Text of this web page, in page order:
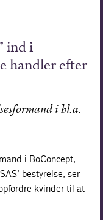
ind i
handler efter
i bl.a.
i BoConcept,
bestyrelse, ser
kvinder til at